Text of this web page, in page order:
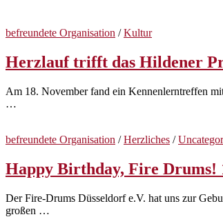
befreundete Organisation /Kultur
Herzlauf trifft das Hildener
Am 18. November fand ein Kennenlerntreffen
…
befreundete Organisation /Herzliches /
Happy Birthday, Fire Drums!
Der Fire-Drums Düsseldorf e.V. hat uns zur
großen …